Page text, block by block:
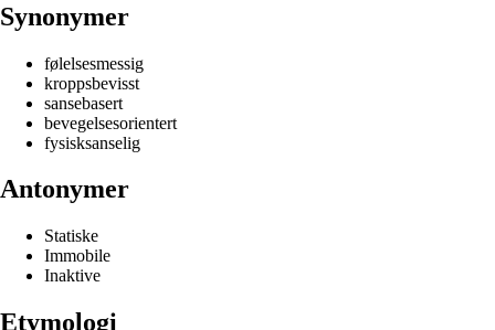
Synonymer
følelsesmessig
kroppsbevisst
sansebasert
bevegelsesorientert
fysisksanselig
Antonymer
Statiske
Immobile
Inaktive
Etymologi